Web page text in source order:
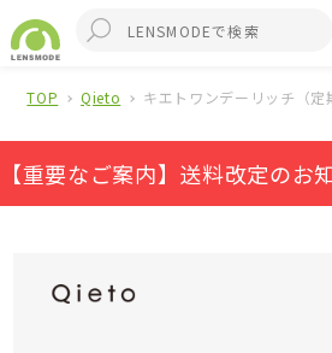
TOP Qieto キエトワンデーリッチ（定
【重要なご案内】送料改定のお